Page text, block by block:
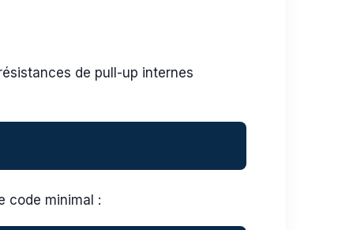
de pull-up internes
code minimal :